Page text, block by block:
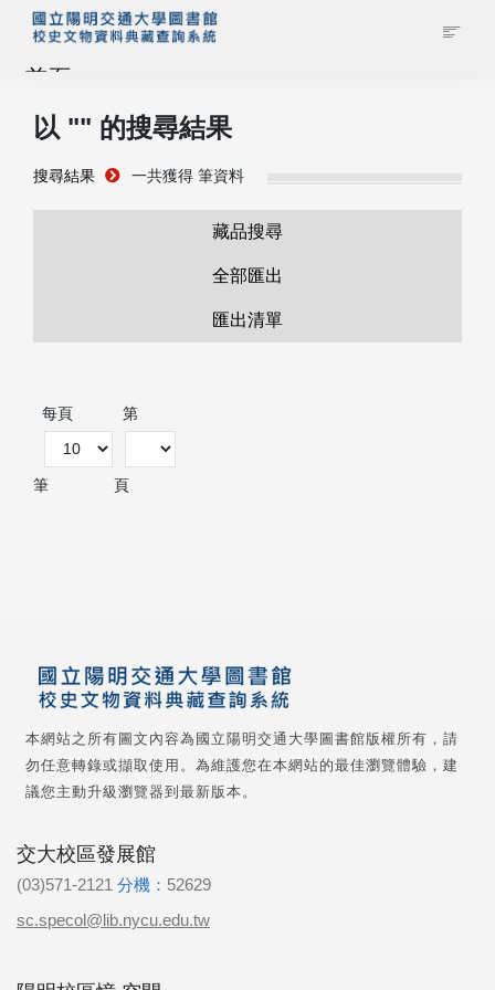
首頁
藏品查詢
以 "" 的搜尋結果
搜尋結果 一共獲得 筆資料
藏品搜尋
全部匯出
匯出清單
每頁
筆
第
頁
本網站之所有圖文內容為國立陽明交通大學圖書館版權所有，請
勿任意轉錄或擷取使用。為維護您在本網站的最佳瀏覽體驗，建
議您主動升級瀏覽器到最新版本。
交大校區發展館
(03)571-2121 分機： 52629
sc.specol@lib.nycu.edu.tw